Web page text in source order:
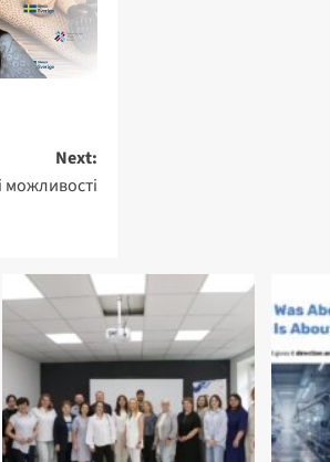
Next:
можливості